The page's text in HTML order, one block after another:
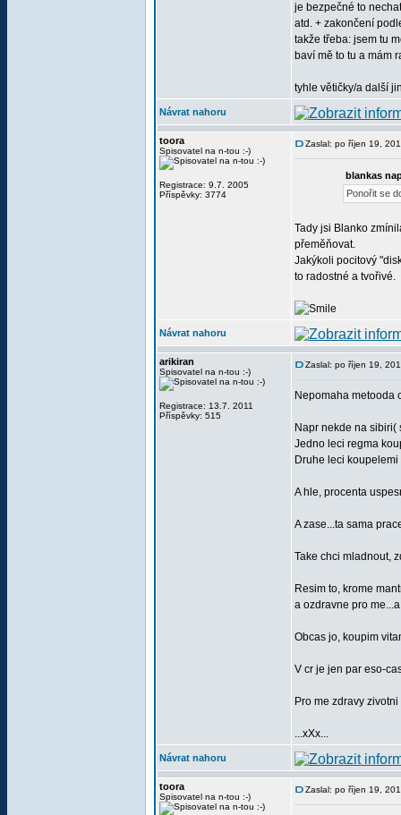
je bezpečné to
atd. + zakončení
takže třeba: jsem tu
baví mě to tu a mám
tyhle větičky/a další
Návrat nahoru
toora
Spisovatel na n-tou :-)
Registrace: 9.7. 2005
Příspěvky: 3774
Zaslal: po říjen 19,
blankas
Ponořit se
Tady jsi Blanko
přeměňovat.
Jakýkoli pocitový
to radostné a tvořivé.
Návrat nahoru
arikiran
Spisovatel na n-tou :-)
Registrace: 13.7. 2011
Příspěvky: 515
Zaslal: po říjen 19,
Nepomaha metooda
Napr nekde na sibiri(
Jedno leci regma
Druhe leci
A hle, procenta
A zase...ta sama
Take chci mladnout,
Resim to, krome
a ozdravne pro
Obcas jo, koupim
V cr je jen par eso-
Pro me zdravy
...xXx...
Návrat nahoru
toora
Spisovatel na n-tou :-)
Zaslal: po říjen 19,